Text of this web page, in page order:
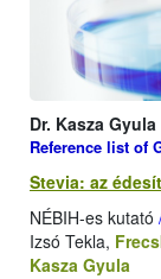
Dr. Kasza
Reference list of
Stevia: az
NÉBIH-es kutató
Izsó Tekla,
Kasza Gyula